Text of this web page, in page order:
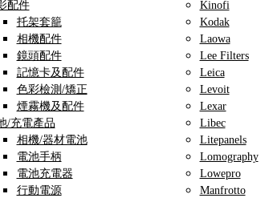
配件
托架套籠
相機配件
鏡頭配件
記憶卡及配件
色彩檢測/矯正
煙霧機及配件
/充電產品
相機/器材電池
電池手柄
電池充電器
行動電源
Kinofi
Kodak
Laowa
Lee Filters
Leica
Levoit
Lexar
Libec
Litepanels
Lomography
Lowepro
Manfrotto